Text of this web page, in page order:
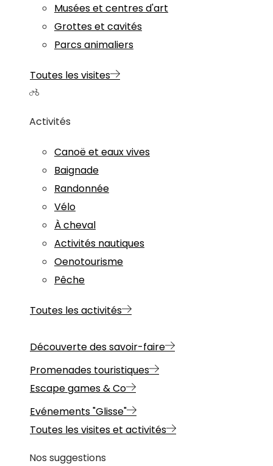
Musées et centres d'art
Grottes et cavités
Parcs animaliers
Toutes les visites
Activités
Canoë et eaux vives
Baignade
Randonnée
Vélo
À cheval
Activités nautiques
Oenotourisme
Pêche
Toutes les activités
Découverte des savoir-faire
Promenades touristiques
Escape games & Co
Evénements "Glisse"
Toutes les visites et activités
Nos suggestions